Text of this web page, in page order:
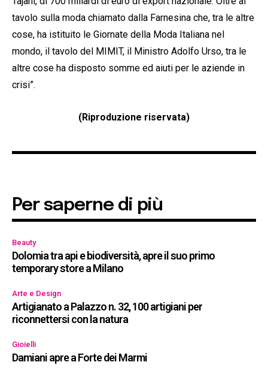
tavolo sulla moda chiamato dalla Farnesina che, tra le altre
cose, ha istituito le Giornate della Moda Italiana nel
mondo, il tavolo del MIMIT, il Ministro Adolfo Urso, tra le
altre cose ha disposto somme ed aiuti per le aziende in
crisi”.
(Riproduzione riservata)
Per saperne di più
Beauty
Dolomia tra api e biodiversità, apre il suo primo
temporary store a Milano
Arte e Design
Artigianato a Palazzo n. 32, 100 artigiani per
riconnettersi con la natura
Gioielli
Damiani apre a Forte dei Marmi